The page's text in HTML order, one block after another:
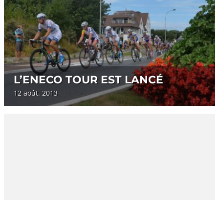
L’ENECO TOUR EST LANCÉ
12 août. 2013